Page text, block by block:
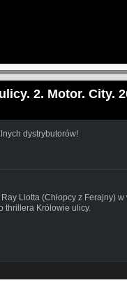
2. Motor. City.
dystrybutorów!
Liotta (Chłopcy z Ferajny)
thrillera Królowie ulicy.